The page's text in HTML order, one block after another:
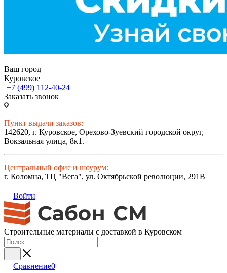
Ваш город
Куровское
+7 (499) 112-40-24
Заказать звонок
Пункт выдачи заказов:
142620, г. Куровское, Орехово-Зуевский городской округ,
Вокзальная улица, 8к1.
Центральный офис и шоурум:
г. Коломна, ТЦ "Вега", ул. Октябрьской революции, 291В
Войти
Строительные материалы с доставкой в Куровском
Сравнение0